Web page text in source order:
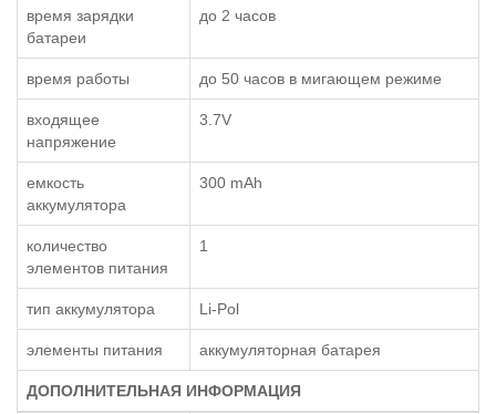
время зарядки
батареи
до 2 часов
время работы до 50 часов в мигающем режиме
входящее
напряжение
3.7V
емкость
аккумулятора
300 mAh
количество
элементов питания
1
тип аккумулятора Li-Pol
элементы питания аккумуляторная батарея
ДОПОЛНИТЕЛЬНАЯ ИНФОРМАЦИЯ